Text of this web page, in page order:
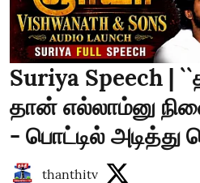
Suriya Speech |
தான் எல்லாம்னு
- பொட்டில்
thanthitv